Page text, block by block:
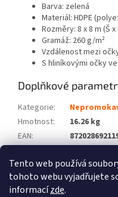
Tento web používá
tohoto webu vyjadřujete
informacízde.
Barva: zelená
Materiál: HDPE
Rozměry: 8 x 8 m (Š x
Gramáž: 260 g/m²
Vzdálenost mezi
S hliníkovými očky
Doplňkové
Kategorie:
Hmotnost:
16.26 kg
EAN:
Počet balíků: 1